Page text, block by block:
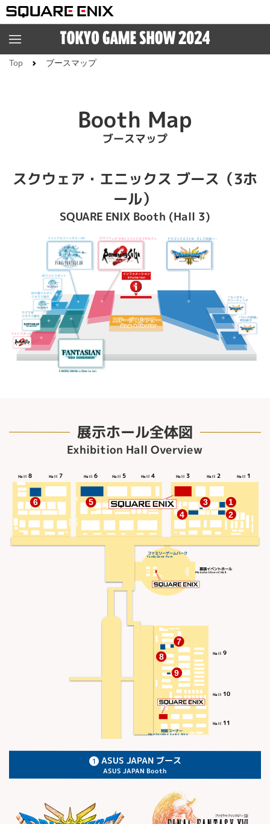
Top ブースマップ
Booth Map
ブースマップ
スクウェア・エニックス ブース（3ホ
ール）
SQUARE ENIX Booth (Hall 3)
ステージ＆シアター
Stage & Theater
ステージ＆シアター
Stage & Theater
ファイナルファンタジーXIV ロマンシング サガ2 リベンジオブザセブン
FANTASIAN Neo Dimension
ドラゴンクエストIII そして伝説へ…
インフォメーション
Information
「カンダタ」
グリーティング
「ロトの装備」
特別展示
ARフォトスポット
砂の都ウルダハ
ジオラマ展示
ウズラ号
ジオラマ展示
フォトスポット
展示ホール全体図
Exhibition Hall Overview
幕張イベントホール
Makuhari Event Hall
ファミリーゲームパーク
Family Game Park
物販コーナー
Merchandise Sales Area
Hall 1
Hall2
Hall3
Hall 4
Hall5
Hall 6
Hall 7
Hall 8
Hall9
Hall10
Hall11
9
8
7
6 5
4
3
2
1
ASUS JAPAN ブース
ASUS JAPAN Booth